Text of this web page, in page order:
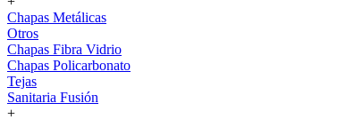
Chapas Metálicas
Otros
Chapas Fibra Vidrio
Chapas Policarbonato
Tejas
Sanitaria Fusión
+